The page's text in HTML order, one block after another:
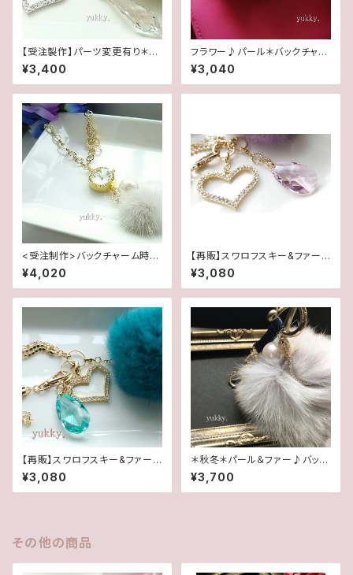
【受注製作】パーツ変更有り＊秋
冬＊スワロ＆ファー♪バックチャ
ーム･S(ホワイト×グレー)
¥3,400
フラワー♪パール＊バックチャー
ム (レッド系)
¥3,040
<受注制作>バックチャーム時計
[石付](ゴールド×ホワイト) ファ
ー＊コットンパール
¥4,020
【再販】スワロフスキー&ファー
♪バックチャーム (ラベンダーピ
ンク)
¥3,080
【再販】スワロフスキー&ファー
♪バックチャーム(blueグリー
ン)
¥3,080
＊秋冬＊パール＆ファー♪バック
チャーム･G(ネイビー×ナチュラ
ル)
¥3,700
その他の商品